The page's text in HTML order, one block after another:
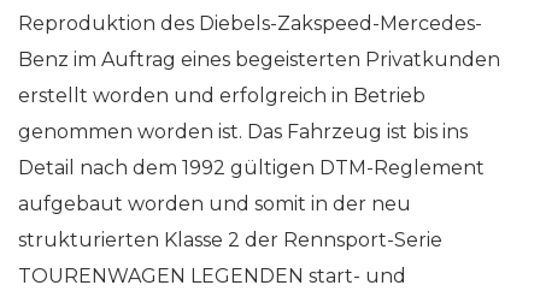
Reproduktion des Diebels-Zakspeed-Mercedes-
Benz im Auftrag eines begeisterten Privatkunden
erstellt worden und erfolgreich in Betrieb
genommen worden ist. Das Fahrzeug ist bis ins
Detail nach dem 1992 gültigen DTM-Reglement
aufgebaut worden und somit in der neu
strukturierten Klasse 2 der Rennsport-Serie
TOURENWAGEN LEGENDEN start- und